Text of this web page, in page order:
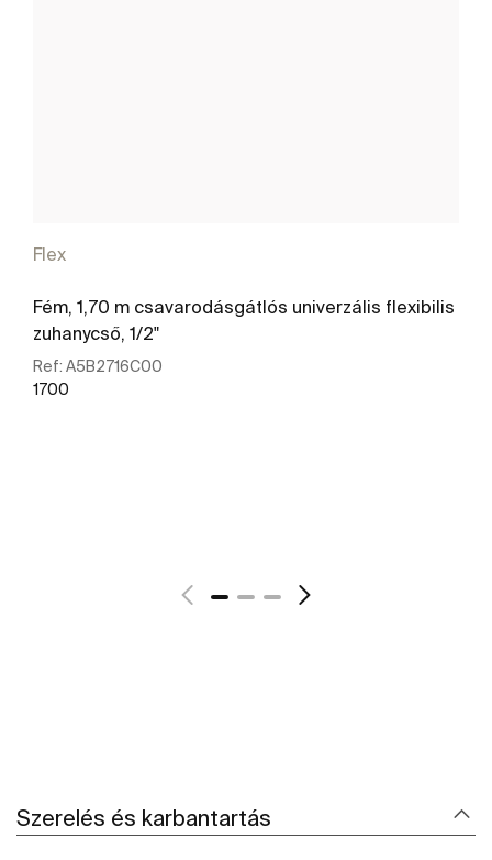
Flex
Fém, 1,70 m csavarodásgátlós univerzális flexibilis
zuhanycső, 1/2"
Ref: A5B2716C00
1700
Szerelés és karbantartás